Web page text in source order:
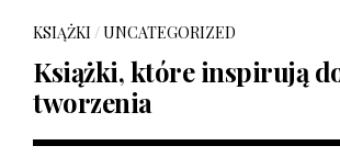
KSIĄŻKI /UNCATEGORIZED
Książki, które inspirują
tworzenia